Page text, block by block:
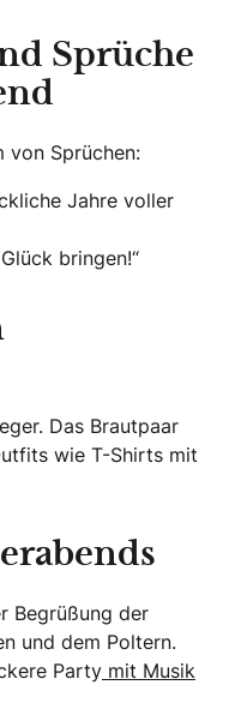
Sprüche
von Sprüchen:
Jahre voller
bringen!“
Das Brautpaar
wie T-Shirts mit
Begrüßung der
und dem Poltern.
Party mit Musik